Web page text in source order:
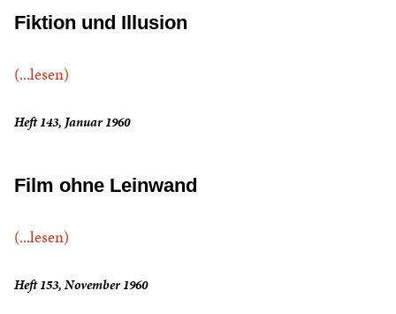
Fiktion und Illusion
(...lesen)
Heft 143, Januar 1960
Film ohne Leinwand
(...lesen)
Heft 153, November 1960